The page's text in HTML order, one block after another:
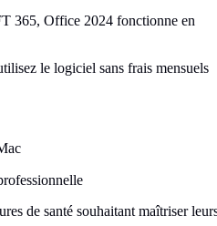
365, Office 2024 fonctionne en
le logiciel sans frais mensuels
de santé souhaitant maîtriser